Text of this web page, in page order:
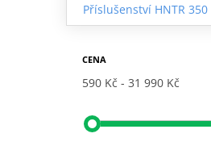
Příslušenství HNTR 350
CENA
590 Kč 31 990 Kč